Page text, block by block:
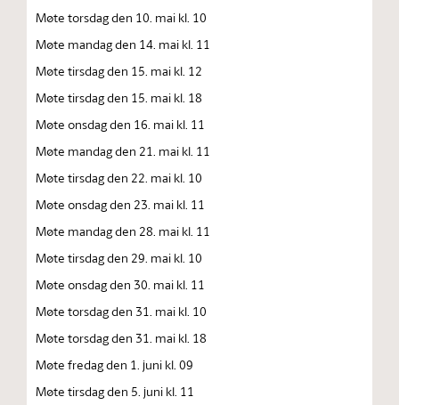
Møte torsdag den 10. mai kl. 10
Møte mandag den 14. mai kl. 11
Møte tirsdag den 15. mai kl. 12
Møte tirsdag den 15. mai kl. 18
Møte onsdag den 16. mai kl. 11
Møte mandag den 21. mai kl. 11
Møte tirsdag den 22. mai kl. 10
Møte onsdag den 23. mai kl. 11
Møte mandag den 28. mai kl. 11
Møte tirsdag den 29. mai kl. 10
Møte onsdag den 30. mai kl. 11
Møte torsdag den 31. mai kl. 10
Møte torsdag den 31. mai kl. 18
Møte fredag den 1. juni kl. 09
Møte tirsdag den 5. juni kl. 11